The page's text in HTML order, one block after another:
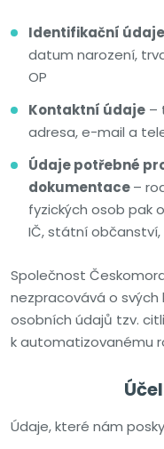
Identifikační údaje
datum narození,
OP
Kontaktní údaje–
adresa, e-mail a
Údaje potřebné
dokumentace–
fyzických osob pak
IČ, státní
Společnost
nezpracovává o
osobních údajů tzv.
k automatizovanému
Údaje, které nám